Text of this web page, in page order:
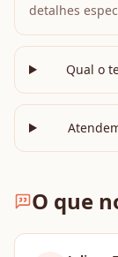
detalhes
Qual o
O que